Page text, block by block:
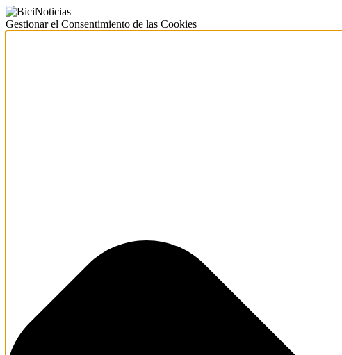
Gestionar el Consentimiento de las Cookies